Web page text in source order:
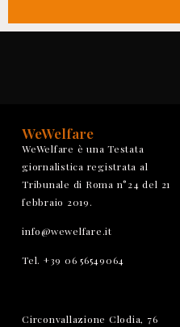
WeWelfare
WeWelfare è una Testata
giornalistica registrata al
Tribunale di Roma n°24 del 21
febbraio 2019.
info@wewelfare.it
Tel. +39 06 56549064
Circonvallazione Clodia, 76